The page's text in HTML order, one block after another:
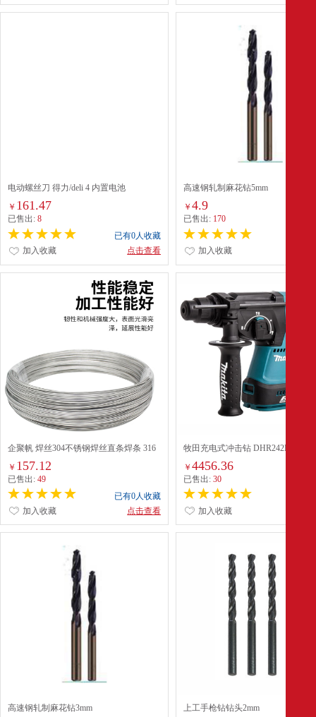
电动螺丝刀 得力/deli 4 内置电池
￥ 161.47
已售出: 8
已有0人收藏
点击查看
加入收藏
高速钢轧制麻花钻5mm
￥4.9
已售出: 170
加入收藏
企聚帆 焊丝304不锈钢焊丝直条焊条 316
￥ 157.12
已售出: 49
已有0人收藏
点击查看
加入收藏
牧田充电式冲击钻 DHR242RME
￥4456.36
已售出:30
加入收藏
高速钢轧制麻花钻3mm
上工手枪钻钻头2mm